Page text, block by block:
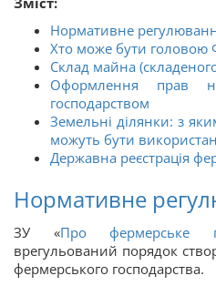
Нормативне
Хто може бути головою
Склад майна
Оформлення прав
господарством
Земельні ділянки: з
можуть бути
Державна реєстрація
Нормативне
ЗУ «Про фермерське
врегульований порядок
фермерського господарства.